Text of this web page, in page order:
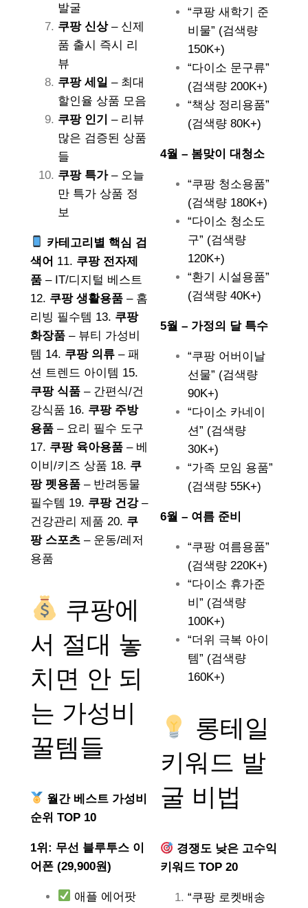
발굴
쿠팡 신상– 신제
품 출시 즉시 리
뷰
쿠팡 세일 – 최대
할인율 상품 모음
쿠팡 인기
– 리뷰
많은 검증된 상품
들
쿠팡 특가– 오늘
만 특가 상품 정
보
카테고리별 핵심 검
색어 11. 쿠팡 전자제
품 – IT/디지털 베스트
12. 쿠팡 생활용품 – 홈
리빙 필수템 13. 쿠팡
화장품 – 뷰티 가성비
템 14. 쿠팡 의류 – 패
션 트렌드 아이템 15.
쿠팡 식품 – 간편식/건
강식품 16. 쿠팡 주방
용품 – 요리 필수 도구
17. 쿠팡 육아용품 – 베
이비/키즈 상품 18. 쿠
팡 펫용품 – 반려동물
필수템 19. 쿠팡 건강–
건강관리 제품 20. 쿠
팡 스포츠 – 운동/레저
용품
쿠팡에
서 절대 놓
치면 안 되
는 가성비
꿀템들
월간 베스트 가성비
순위 TOP 10
1위: 무선 블루투스 이
어폰 (29,900원)
애플 에어팟
“쿠팡 새학기 준
비물” (검색량
150K+)
“다이소 문구류”
(검색량 200K+)
“책상 정리용품”
(검색량 80K+)
4월 – 봄맞이 대청소
“쿠팡 청소용품”
(검색량 180K+)
“다이소 청소도
구” (검색량
120K+)
“환기 시설용품”
(검색량 40K+)
5월 – 가정의 달 특수
“쿠팡 어버이날
선물” (검색량
90K+)
“다이소 카네이
션” (검색량
30K+)
“가족 모임 용품”
(검색량 55K+)
6월 – 여름 준비
“쿠팡 여름용품”
(검색량 220K+)
“다이소 휴가준
비” (검색량
100K+)
“더위 극복 아이
템” (검색량
160K+)
롱테일
키워드 발
굴 비법
경쟁도 낮은 고수익
키워드 TOP 20
“쿠팡 로켓배송